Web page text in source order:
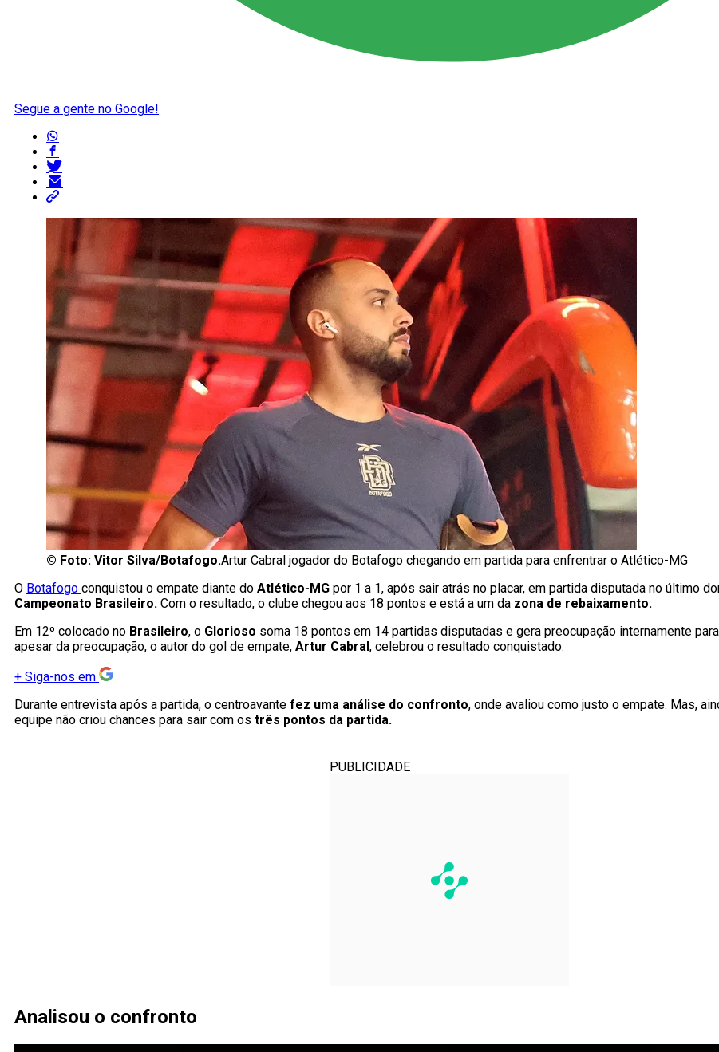
Segue a gente no Google!
© Foto: Vitor Silva/Botafogo.Artur Cabral jogador do Botafogo chegando em partida para enfrentrar o Atlético-MG
O Botafogo conquistou o empate diante do Atlético-MG por 1 a 1, após sair atrás no placar, em partida disputada no último
Campeonato Brasileiro. Com o resultado, o clube chegou aos 18 pontos e está a um da zona de rebaixamento.
Em 12º colocado no Brasileiro, o Glorioso soma 18 pontos em 14 partidas disputadas e gera preocupação internamente
apesar da preocupação, o autor do gol de empate, Artur Cabral , celebrou o resultado conquistado.
+ Siga-nos em
Durante entrevista após a partida, o centroavante fez uma análise do confronto, onde avaliou como justo o empate. Mas,
equipe não criou chances para sair com os três pontos da partida.
PUBLICIDADE
Analisou o confronto